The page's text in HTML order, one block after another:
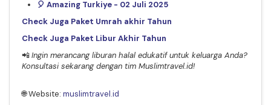
🎈 Amazing Turkiye - 02 Juli 2025
Check Juga Paket Umrah akhir Tahun
Check Juga Paket Libur Akhir Tahun
📲Ingin merancang liburan halal edukatif untuk keluarga Anda?
Konsultasi sekarang dengan tim Muslimtravel.id!
🌐 Website: muslimtravel.id